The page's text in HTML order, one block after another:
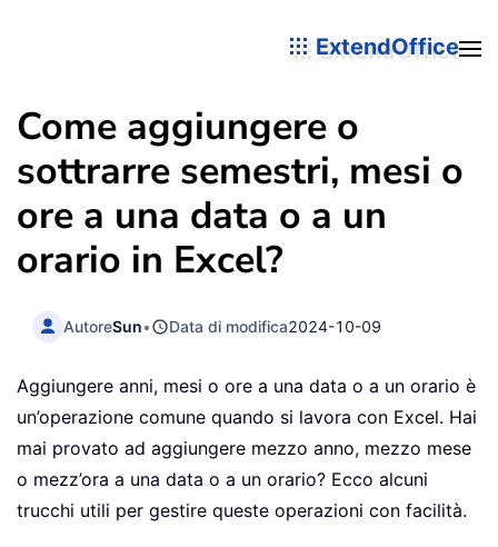
ExtendOffice
Come aggiungere o
sottrarre semestri, mesi o
ore a una data o a un
orario in Excel?
AutoreSun• Data di modifica2024-10-09
Aggiungere anni, mesi o ore a una data o a un orario è
un’operazione comune quando si lavora con Excel. Hai
mai provato ad aggiungere mezzo anno, mezzo mese
o mezz’ora a una data o a un orario? Ecco alcuni
trucchi utili per gestire queste operazioni con facilità.